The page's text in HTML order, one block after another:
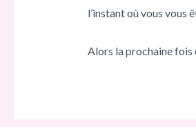
l’instant où vous vous
Alors la prochaine fois